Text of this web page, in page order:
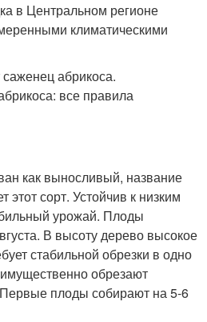
в Центральном регионе
климатическими
как выносливый, название
этот сорт. Устойчив к низким
урожай. Плоды
В высоту дерево высокое
стабильной обрезки в одно
обрезают
плоды собирают на 5-6